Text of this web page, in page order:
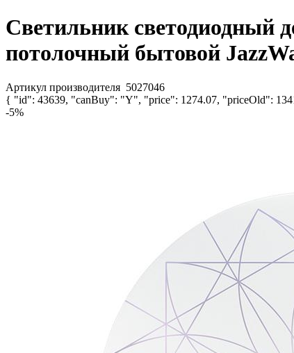
Светильник светодиодный
потолочный бытовой
Артикул производителя 5027046
{ "id": 43639, "canBuy": "Y", "price": 1274.07, "priceOld":
-5%